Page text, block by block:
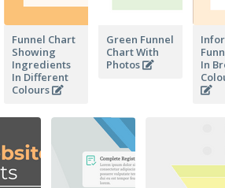
Funnel Chart
Showing
Ingredients
In Different
Colours
Green Funnel
Chart With
Photos
In